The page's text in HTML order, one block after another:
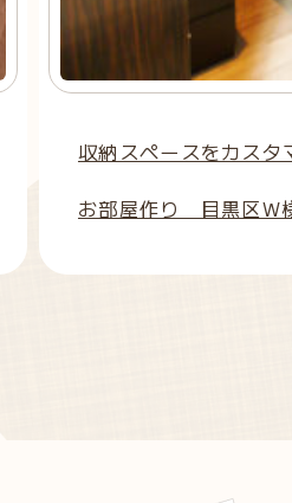
収納スペースをカスタ
お部屋作り 目黒区W